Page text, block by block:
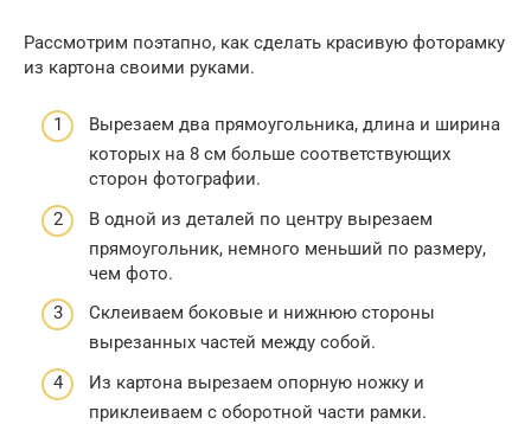
Рассмотрим поэтапно, как сделать красивую фоторамку
из картона своими руками.
Вырезаем два прямоугольника, длина и ширина
которых на 8 см больше соответствующих
сторон фотографии.
В одной из деталей по центру вырезаем
прямоугольник, немного меньший по размеру,
чем фото.
Склеиваем боковые и нижнюю стороны
вырезанных частей между собой.
Из картона вырезаем опорную ножку и
приклеиваем с оборотной части рамки.